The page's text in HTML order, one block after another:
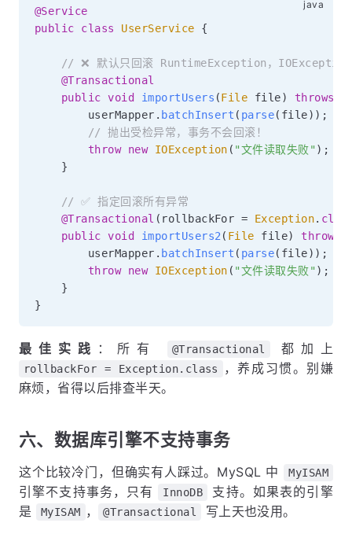
@Service
public
class UserService {
// ❌ 默认只回滚 RuntimeException，IOException
@Transactional
public void importUsers (File file) throws
        userMapper
. batchInsert ( parse( file) ) ;
// 抛出受检异常，事务不会回滚！
throw
new IOException ( "文件读取失败" ) ;
}
// ✅ 指定回滚所有异常
@Transactional ( rollbackFor = Exception.
public void importUsers2( File file) throws
        userMapper
. batchInsert ( parse( file) ) ;
throw
new IOException ( "文件读取失败" ) ;
}
}
最佳实践 ：所有 @Transactional 都加上
rollbackFor = Exception.class
，养成习惯。别嫌
麻烦，省得以后排查半天。
六、数据库引擎不支持事务
这个比较冷门，但确实有人踩过。MySQL 中 MyISAM
引擎不支持事务，只有 InnoDB
支持。如果表的引擎
是
MyISAM ， @Transactional 写上天也没用。